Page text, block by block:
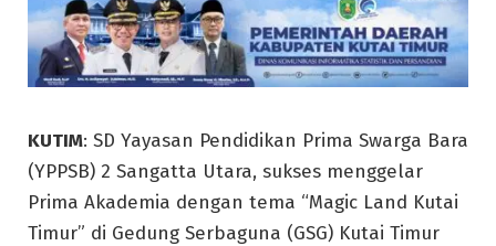
KUTIM: SD Yayasan Pendidikan Prima Swarga Bara
(YPPSB) 2 Sangatta Utara, sukses menggelar
Prima Akademia dengan tema “Magic Land Kutai
Timur” di Gedung Serbaguna (GSG) Kutai Timur